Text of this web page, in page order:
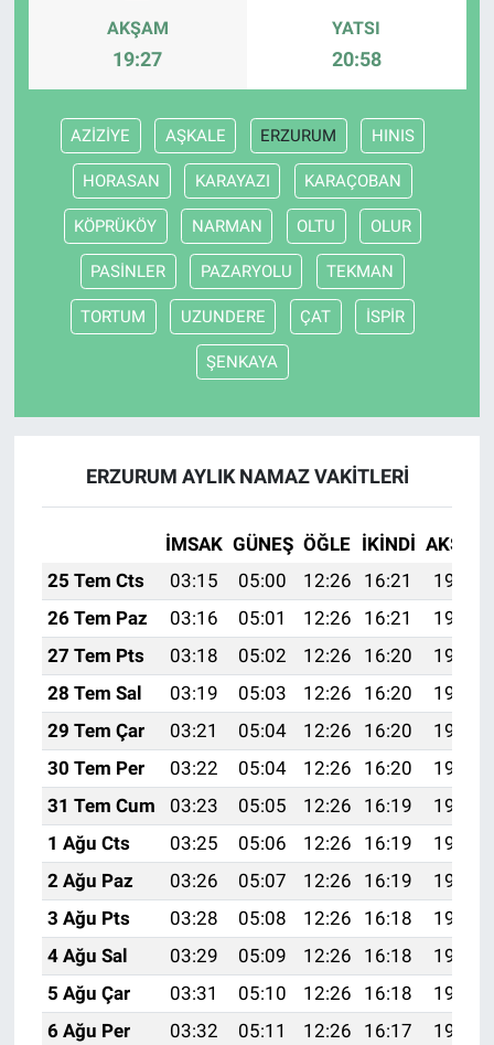
AKŞAM
19:27
YATSI
20:58
AZİZİYE AŞKALE ERZURUM HINIS
HORASAN KARAYAZI KARAÇOBAN
KÖPRÜKÖY NARMAN OLTU OLUR
PASİNLER PAZARYOLU TEKMAN
TORTUM UZUNDERE ÇAT İSPİR
ŞENKAYA
ERZURUM AYLIK NAMAZ VAKITLERI
İMSAK GÜNEŞ ÖĞLE İKINDI AKŞAM
25 Tem Cts
03:15 05:00 12:26 16:21
19:43
26 Tem Paz
03:16 05:01 12:26 16:21
19:42
27 Tem Pts
03:18 05:02 12:26 16:20
19:41
28 Tem Sal
03:19 05:03 12:26 16:20
19:40
29 Tem Çar
03:21 05:04 12:26 16:20
19:39
30 Tem Per
03:22 05:04 12:26 16:20
19:38
31 Tem Cum
03:23 05:05 12:26 16:19
19:37
1 Ağu Cts
03:25 05:06 12:26 16:19
19:36
2 Ağu Paz
03:26 05:07 12:26 16:19
19:35
3 Ağu Pts
03:28 05:08 12:26 16:18
19:34
4 Ağu Sal
03:29 05:09 12:26 16:18
19:33
5 Ağu Çar
03:31 05:10 12:26 16:18
19:32
6 Ağu Per
03:32 05:11 12:26 16:17 19:31